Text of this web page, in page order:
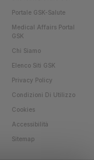
Portale GSK-Salute
Medical Affairs Portal
GSK
Chi Siamo
Elenco Siti GSK
Privacy Policy
Condizioni Di Utilizzo
Cookies
Accessibilità
Sitemap